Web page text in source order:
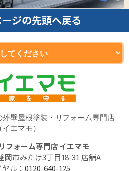
ジの先頭へ戻る
壁屋根塗装・リフォーム専門店
（イエマモ）
フォーム専門店 イエマモ
岡市みたけ3丁目18-31 店舗A
ル： 0120-640-125